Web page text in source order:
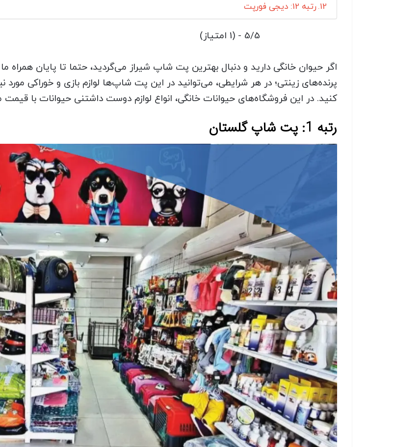
رتبه 12: دیجی فورپت
5/5 - (1 امتیاز)
اگر حیوان خانگی دارید و دنبال بهترین پت شاپ شیراز می‌گردید، حتما تا پایان همراه
پرنده‌های زینتی؛ در هر شرایطی، می‌توانید در این پت شاپ‌ها لوازم بازی و خوراکی
کنید. در این فروشگاه‌های حیوانات خانگی، انواع لوازم دوست داشتنی حیوانات با
رتبه 1: پت شاپ گلستان